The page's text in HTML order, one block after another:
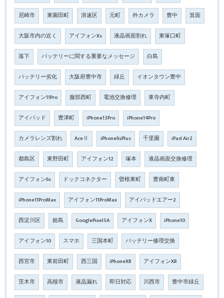
尼崎市 東園田町 浪速区 元町 外カメラ 豊中 箕面
大阪市内の近く アイフォンXs 液晶画面割れ 東塚口町
落下 バッテリーに関する重要なメッセージ 白島
バッテリー劣化 大阪府豊中市 緑丘 イオンタウン豊中
アイフォン11Pro 服部西町 電池交換修理 東寺内町
アイパッド 豊津町 iPhone13Pro iPhone14Pro
カメラレンズ割れ AceⅡ iPhone6sPlus 千里園 iPad Air2
都島区 東野田町 アイフォン12 塚本 液晶画面交換修理
アイフォン6s ドックコネクター 曽根東町 豊南町東
iPhone11ProMax アイフォン11ProMax アイパッドエアー2
西淀川区 姫島 GooglePixel5A アイフォンX iPhone10
アイフォン10 スマホ 三国本町 バッテリー修理交換
西宮市 東前田町 西三国 iPhoneXR アイフォンXR
茨木市 高槻市 液晶漏れ 即日対応 川西市 豊中市緑丘